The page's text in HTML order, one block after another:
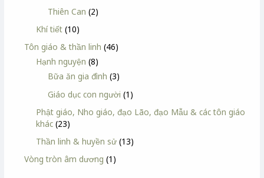
Thiên Can (2)
Khí tiết (10)
Tôn giáo & thần linh (46)
Hạnh nguyện (8)
Bữa ăn gia đình (3)
Giáo dục con người (1)
Phật giáo, Nho giáo, đạo Lão, đạo Mẫu & các tôn giáo
khác (23)
Thần linh & huyền sử (13)
Vòng tròn âm dương (1)